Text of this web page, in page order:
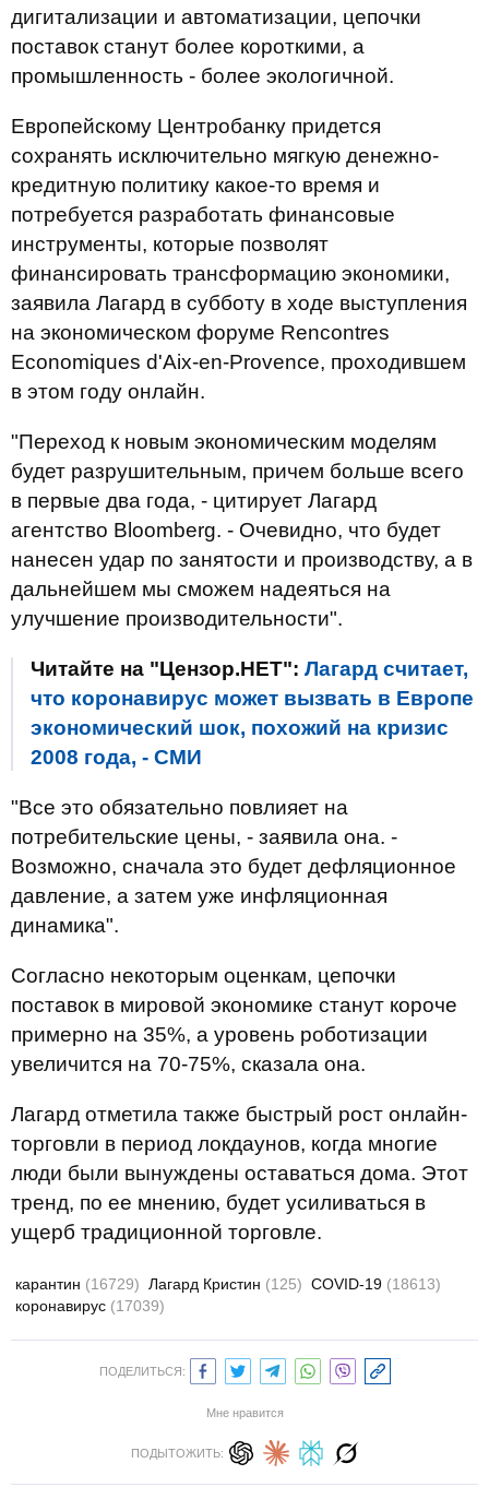
дигитализации и автоматизации, цепочки
поставок станут более короткими, а
промышленность - более экологичной.
Европейскому Центробанку придется
сохранять исключительно мягкую денежно-
кредитную политику какое-то время и
потребуется разработать финансовые
инструменты, которые позволят
финансировать трансформацию экономики,
заявила Лагард в субботу в ходе выступления
на экономическом форуме Rencontres
Economiques d'Aix-en-Provence, проходившем
в этом году онлайн.
"Переход к новым экономическим моделям
будет разрушительным, причем больше всего
в первые два года, - цитирует Лагард
агентство Bloomberg. - Очевидно, что будет
нанесен удар по занятости и производству, а в
дальнейшем мы сможем надеяться на
улучшение производительности".
Читайте на "Цензор.НЕТ": Лагард считает,
что коронавирус может вызвать в Европе
экономический шок, похожий на кризис
2008 года, - СМИ
"Все это обязательно повлияет на
потребительские цены, - заявила она. -
Возможно, сначала это будет дефляционное
давление, а затем уже инфляционная
динамика".
Согласно некоторым оценкам, цепочки
поставок в мировой экономике станут короче
примерно на 35%, а уровень роботизации
увеличится на 70-75%, сказала она.
Лагард отметила также быстрый рост онлайн-
торговли в период локдаунов, когда многие
люди были вынуждены оставаться дома. Этот
тренд, по ее мнению, будет усиливаться в
ущерб традиционной торговле.
карантин (16729) Лагард Кристин (125) COVID-19 (18613)
коронавирус (17039)
ПОДЕЛИТЬСЯ:
Мне нравится
ПОДЫТОЖИТЬ: